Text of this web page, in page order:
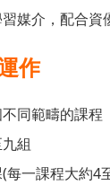
媒介，配合
作
同範疇的課程
組
每一課程大約4